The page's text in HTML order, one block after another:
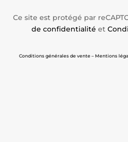
Ce site est protégé par
de confidentialité et
Conditions générales de vente – Mentions